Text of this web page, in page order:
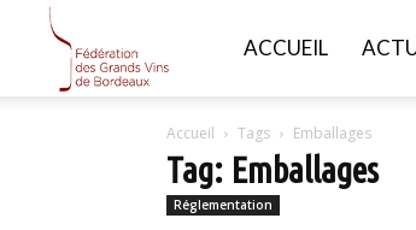
ACCUEIL
Accueil Tags Emballages
Tag: Emballages
Réglementation